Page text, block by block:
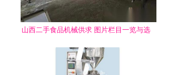
山西二手食品机械供求 图片栏目一览与选